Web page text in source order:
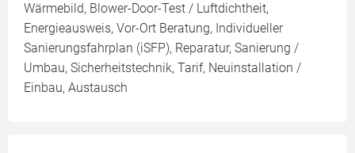
Wärmebild, Blower-Door-Test / Luftdichtheit,
Energieausweis, Vor-Ort Beratung, Individueller
Sanierungsfahrplan (iSFP), Reparatur, Sanierung /
Umbau, Sicherheitstechnik, Tarif, Neuinstallation /
Einbau, Austausch